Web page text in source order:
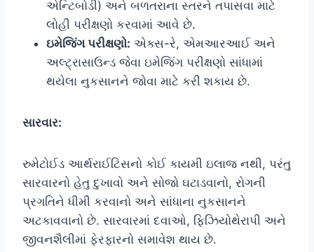
એન્ટિબોડી) અને બળતરાના સ્તરને તપાસવા માટે
લોહી પરીક્ષણો કરવામાં આવે છે.
ઇમેજિંગ પરીક્ષણો: એક્સ-રે, એમઆરઆઈ અને
અલ્ટ્રાસાઉન્ડ જેવા ઇમેજિંગ પરીક્ષણો સાંધામાં
થયેલા નુકસાનને જોવા માટે કરી શકાય છે.
સારવાર:
રુમેટોઈડ આર્થરાઈટિસનો કોઈ કાયમી ઇલાજ નથી, પરંતુ
સારવારનો હેતુ દુખાવો અને સોજો ઘટાડવાનો, રોગની
પ્રગતિને ધીમી કરવાનો અને સાંધાના નુકસાનને
અટકાવવાનો છે. સારવારમાં દવાઓ, ફિઝિયોથેરાપી અને
જીવનશૈલીમાં ફેરફારનો સમાવેશ થાય છે.